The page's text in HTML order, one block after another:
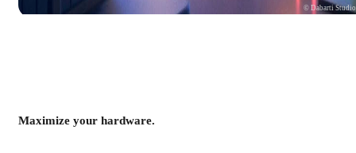
© Dabarti Studio
Maximize your hardware.